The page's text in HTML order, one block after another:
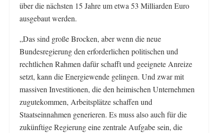
über die nächsten 15 Jahre um etwa 53 Milliarden Euro
ausgebaut werden.
„Das sind große Brocken, aber wenn die neue
Bundesregierung den erforderlichen politischen und
rechtlichen Rahmen dafür schafft und geeignete Anreize
setzt, kann die Energiewende gelingen. Und zwar mit
massiven Investitionen, die den heimischen Unternehmen
zugutekommen, Arbeitsplätze schaffen und
Staatseinnahmen generieren. Es muss also auch für die
zukünftige Regierung eine zentrale Aufgabe sein, die